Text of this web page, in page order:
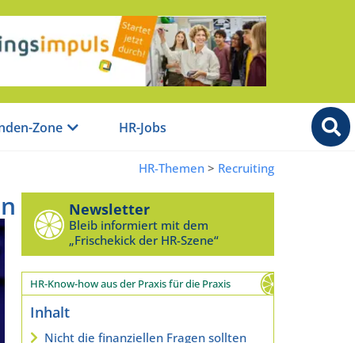
Zone HR-Jobs
HR-Themen > Recruiting
Newsletter
Bleib informiert mit dem
„Frischekick der HR-Szene“
HR-Know-how aus der Praxis für die Praxis
Inhalt
Nicht die finanziellen Fragen sollten